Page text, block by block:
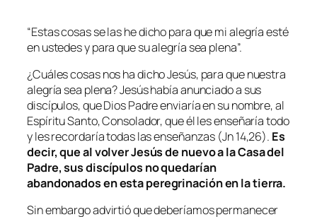
“Estas cosas se las he dicho para que mi alegría esté
en ustedes y para que su alegría sea plena”.
¿Cuáles cosas nos ha dicho Jesús, para que nuestra
alegría sea plena? Jesús había anunciado a sus
discípulos, que Dios Padre enviaría en su nombre, al
Espíritu Santo, Consolador, que él les enseñaría todo
y les recordaría todas las enseñanzas (Jn 14,26). Es
decir, que al volver Jesús de nuevo a la Casa del
Padre, sus discípulos no quedarían
abandonados en esta peregrinación en la tierra.
Sin embargo advirtió que deberíamos permanecer